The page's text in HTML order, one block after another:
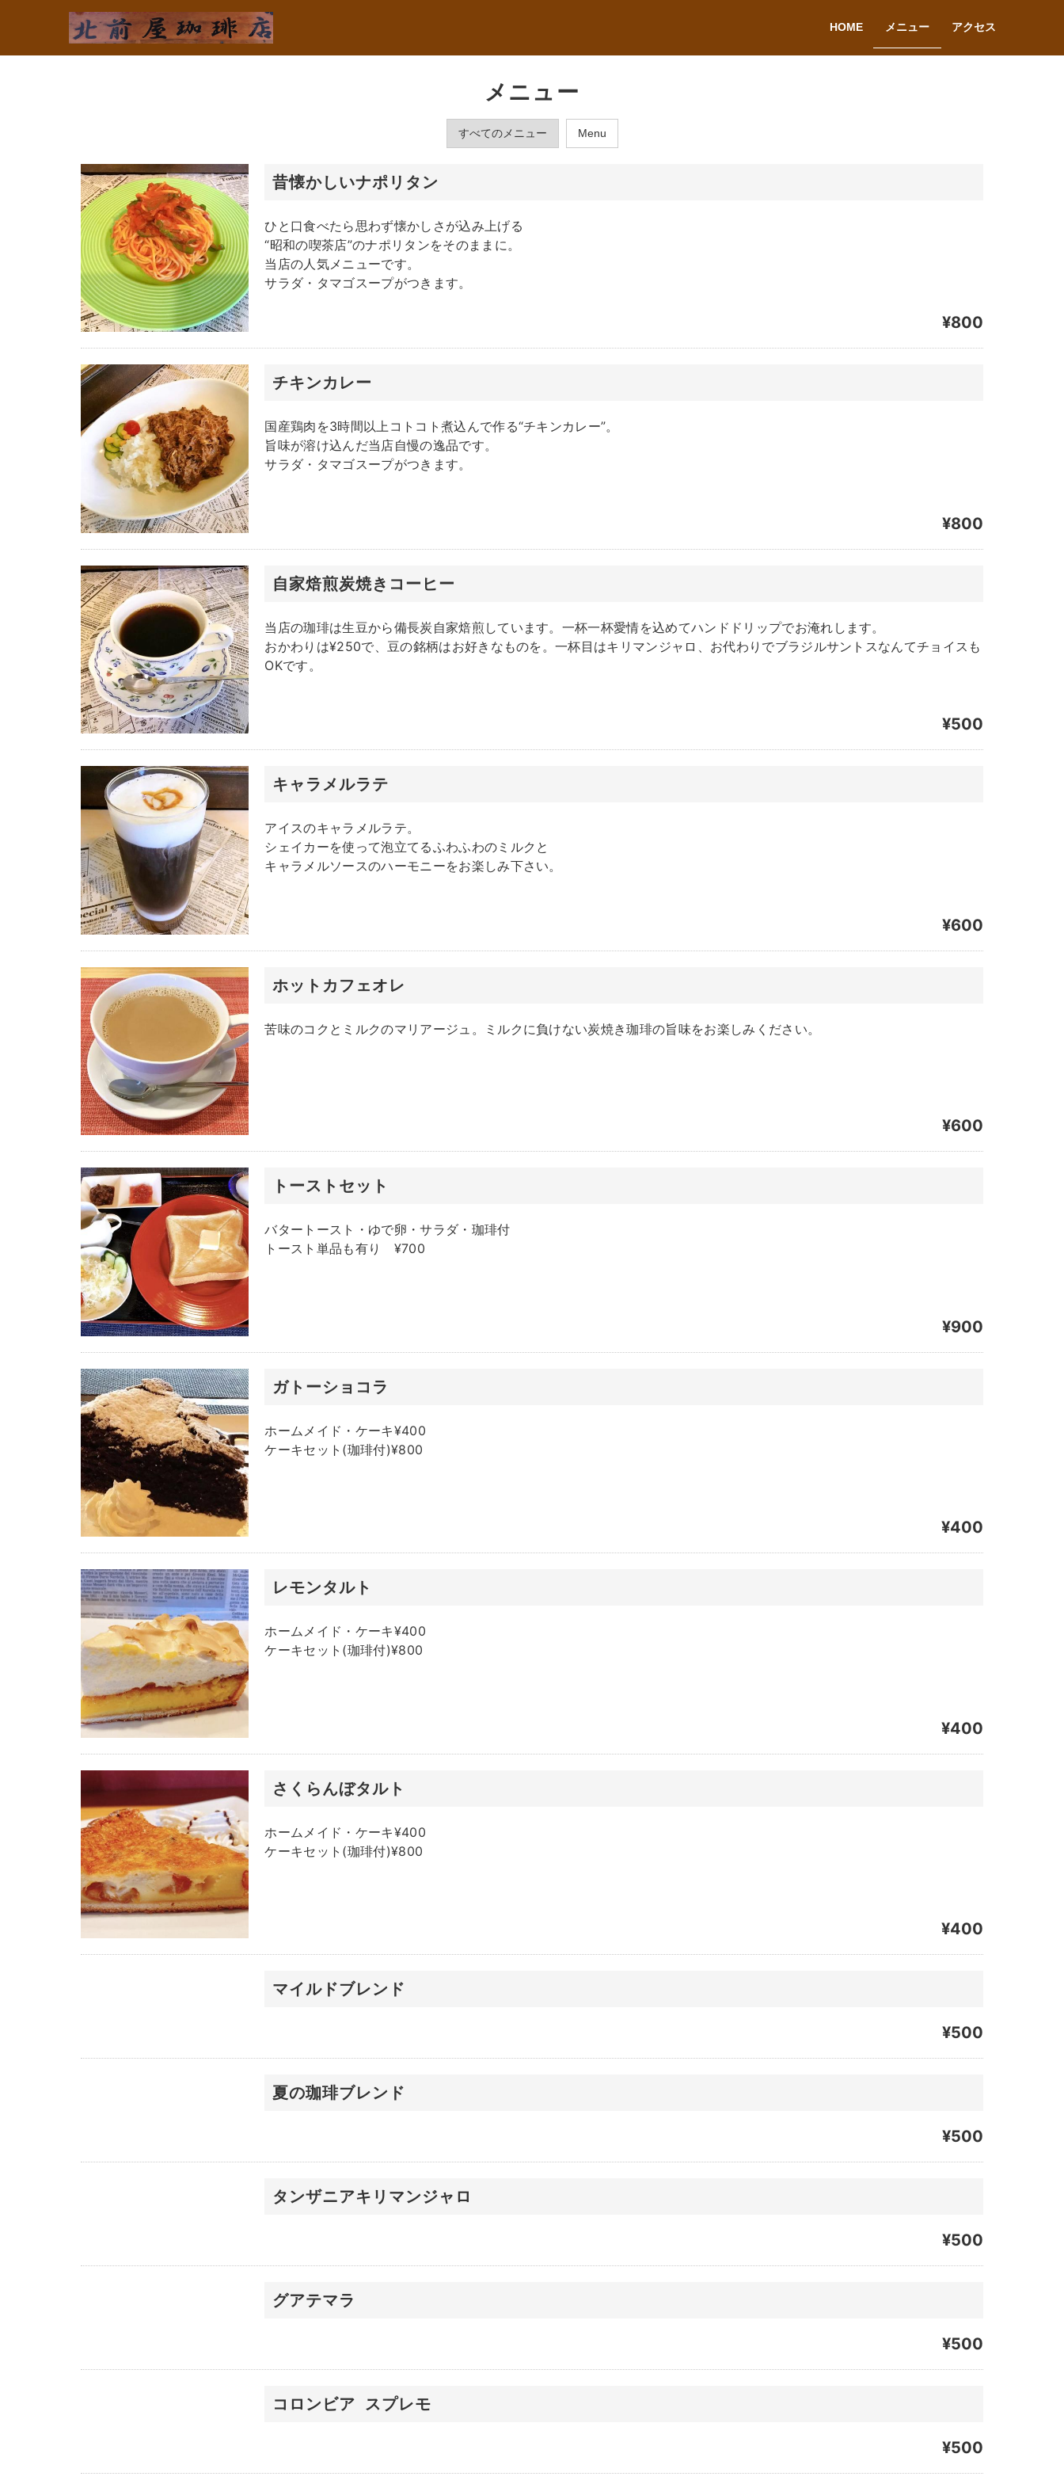
HOME メニュー アクセス
メニュー
すべてのメニュー Menu
昔懐かしいナポリタン
ひと口食べたら思わず懐かしさが込み上げる
“昭和の喫茶店”のナポリタンをそのままに。
当店の人気メニューです。
サラダ・タマゴスープがつきます。
¥800
チキンカレー
国産鶏肉を3時間以上コトコト煮込んで作る“チキンカレー”。
旨味が溶け込んだ当店自慢の逸品です。
サラダ・タマゴスープがつきます。
¥800
自家焙煎炭焼きコーヒー
当店の珈琲は生豆から備長炭自家焙煎しています。一杯一杯愛情を込めてハンドドリップでお淹れします。
おかわりは¥250で、豆の銘柄はお好きなものを。一杯目はキリマンジャロ、お代わりでブラジルサントスなんてチョイスも
OKです。
¥500
キャラメルラテ
アイスのキャラメルラテ。
シェイカーを使って泡立てるふわふわのミルクと
キャラメルソースのハーモニーをお楽しみ下さい。
¥600
ホットカフェオレ
苦味のコクとミルクのマリアージュ。ミルクに負けない炭焼き珈琲の旨味をお楽しみください。
¥600
トーストセット
バタートースト・ゆで卵・サラダ・珈琲付
トースト単品も有り ¥700
¥900
ガトーショコラ
ホームメイド・ケーキ¥400
ケーキセット(珈琲付)¥800
¥400
レモンタルト
ホームメイド・ケーキ¥400
ケーキセット(珈琲付)¥800
¥400
さくらんぼタルト
ホームメイド・ケーキ¥400
ケーキセット(珈琲付)¥800
¥400
マイルドブレンド
¥500
夏の珈琲ブレンド
¥500
タンザニアキリマンジャロ
¥500
グアテマラ
¥500
コロンビア スプレモ
¥500